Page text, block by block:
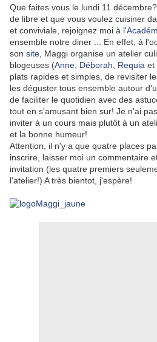
Que faites vous le lundi 11
de libre et que vous voulez cuisiner
et conviviale, rejoignez moi à
ensemble notre diner ... En effet, à
son site , Maggi organise un atelier
blogeuses (Anne Déborah Requia et
plats rapides et simples, de revisiter
les déguster tous ensemble autour
de faciliter le quotidien avec des
tout en s'amusant bien sur! Je n'ai
inviter à un cours mais plutôt à un
et la bonne humeur!
Attention, il n'y a que quatre places
inscrire, laisser moi un commentaire
invitation (les quatre premiers
l'atelier!) A très bientot, j'espère!